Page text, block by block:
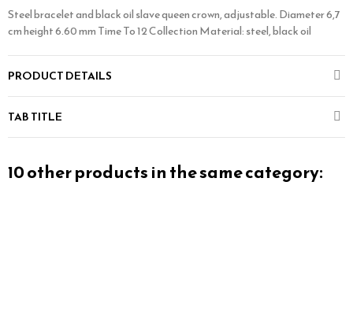
Steel bracelet and black oil slave queen crown, adjustable. Diameter 6,7
cm height 6.60 mm Time To 12 Collection Material: steel, black oil
PRODUCT DETAILS
TAB TITLE
10 other products in the same category: